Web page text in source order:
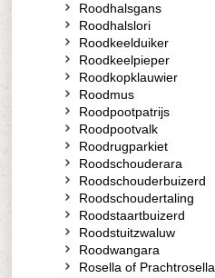
Roodhalsgans
Roodhalslori
Roodkeelduiker
Roodkeelpieper
Roodkopklauwier
Roodmus
Roodpootpatrijs
Roodpootvalk
Roodrugparkiet
Roodschouderara
Roodschouderbuizerd
Roodschoudertaling
Roodstaartbuizerd
Roodstuitzwaluw
Roodwangara
Rosella of Prachtrosella